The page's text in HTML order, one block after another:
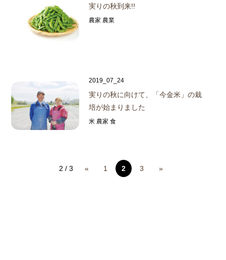
実りの秋到来!!
農家 農業
2019_07_24
実りの秋に向けて、「今金米」の栽
培が始まりました
米 農家 食
2 / 3 « 1 2 3 »